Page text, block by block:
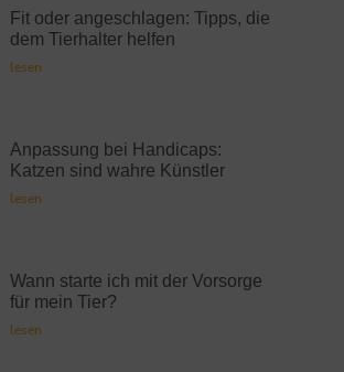
Fit oder angeschlagen: Tipps, die
dem Tierhalter helfen
lesen
Anpassung bei Handicaps:
Katzen sind wahre Künstler
lesen
Wann starte ich mit der Vorsorge
für mein Tier?
lesen